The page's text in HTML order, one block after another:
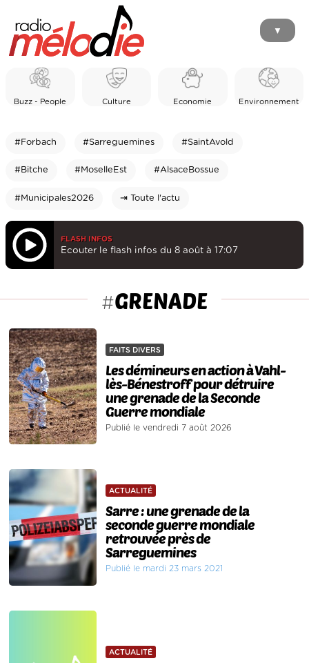
▼
Buzz - People Culture Economie Environnement
#Forbach #Sarreguemines #SaintAvold
#Bitche #MoselleEst #AlsaceBossue
#Municipales2026 ⇥ Toute l'actu
FLASH INFOS
Ecouter le flash infos du 8 août à 17:07
#GRENADE
FAITS DIVERS
Les démineurs en action à Vahl-
lès-Bénestroff pour détruire
une grenade de la Seconde
Guerre mondiale
Publié le vendredi 7 août 2026
ACTUALITÉ
Sarre : une grenade de la
seconde guerre mondiale
retrouvée près de
Sarreguemines
Publié le mardi 23 mars 2021
ACTUALITÉ